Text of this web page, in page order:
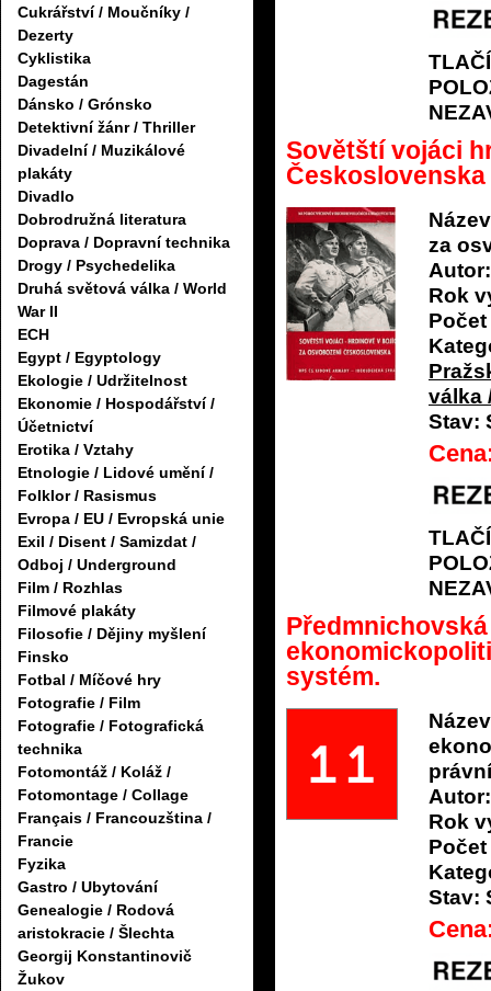
Cukrářství / Moučníky /
Dezerty
Cyklistika
Dagestán
Dánsko / Grónsko
Detektivní žánr / Thriller
Divadelní / Muzikálové
plakáty
Divadlo
Dobrodružná literatura
Doprava / Dopravní technika
Drogy / Psychedelika
Druhá světová válka / World
War II
ECH
Egypt / Egyptology
Ekologie / Udržitelnost
Ekonomie / Hospodářství /
Účetnictví
Erotika / Vztahy
Etnologie / Lidové umění /
Folklor / Rasismus
Evropa / EU / Evropská unie
Exil / Disent / Samizdat /
Odboj / Underground
Film / Rozhlas
Filmové plakáty
Filosofie / Dějiny myšlení
Finsko
Fotbal / Míčové hry
Fotografie / Film
Fotografie / Fotografická
technika
Fotomontáž / Koláž /
Fotomontage / Collage
Français / Francouzština /
Francie
Fyzika
Gastro / Ubytování
Genealogie / Rodová
aristokracie / Šlechta
Georgij Konstantinovič
Žukov
Sovětští vojáci
Československa
za
Autor:
Rok
válka
Stav:
systém.
Autor:
Rok
Stav: